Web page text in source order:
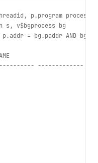
p.program
s, v$bgprocess bg
p.addr = bg.paddr AND
-------------